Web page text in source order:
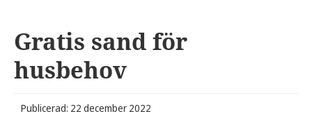
Gratis sand för
husbehov
Publicerad: 22 december 2022